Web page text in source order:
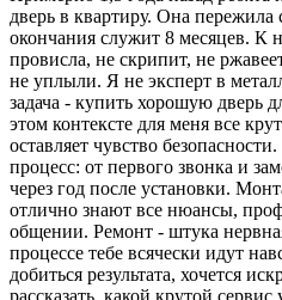
дверь в квартиру. Она пережила
окончания служит 8 месяцев. К
провисла, не скрипит, не
не уплыли. Я не эксперт в
задача - купить хорошую дверь
этом контексте для меня все
оставляет чувство
процесс: от первого звонка и
через год после установки.
отлично знают все нюансы,
общении. Ремонт - штука
процессе тебе всячески идут
добиться результата, хочется
рассказать, какой крутой